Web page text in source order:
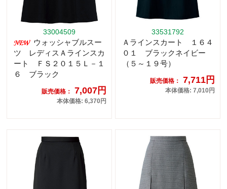
33004509
ウォッシャブルスー
ツ レディスＡラインスカ
ート ＦＳ２０１５Ｌ－１
６ ブラック
販売価格： 7,007円
本体価格: 6,370円
33531792
Ａラインスカート １６４
０１ ブラックネイビー
（５～１９号）
販売価格： 7,711円
本体価格: 7,010円